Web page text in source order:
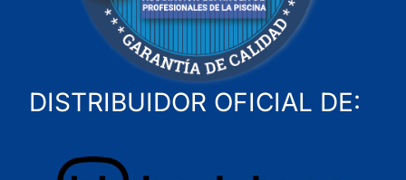
DISTRIBUIDOR OFICIAL DE: